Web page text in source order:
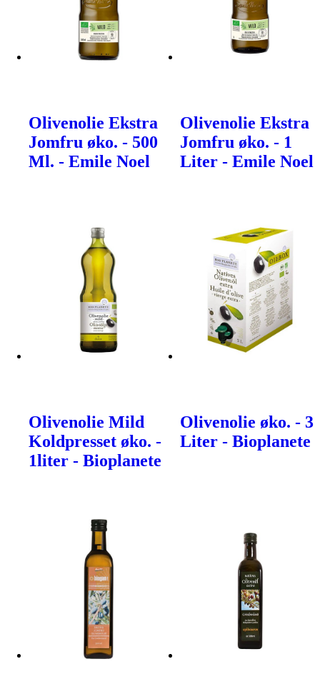
Olivenolie Ekstra
Jomfru øko. - 500
Ml. - Emile Noel
Olivenolie Ekstra
Jomfru øko. - 1
Liter - Emile Noel
Olivenolie Mild
Koldpresset øko. -
1liter - Bioplanete
Olivenolie øko. - 3
Liter - Bioplanete